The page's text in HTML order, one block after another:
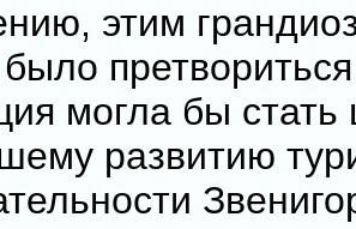
этим
могла бы стать
развитию